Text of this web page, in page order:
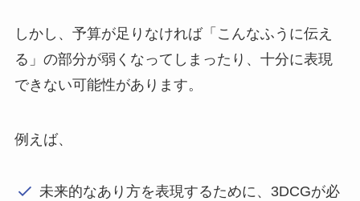
しかし、予算が足りなければ「こんなふうに伝え
る」の部分が弱くなってしまったり、十分に表現
できない可能性があります。
例えば、
未来的なあり方を表現するために、3DCGが必